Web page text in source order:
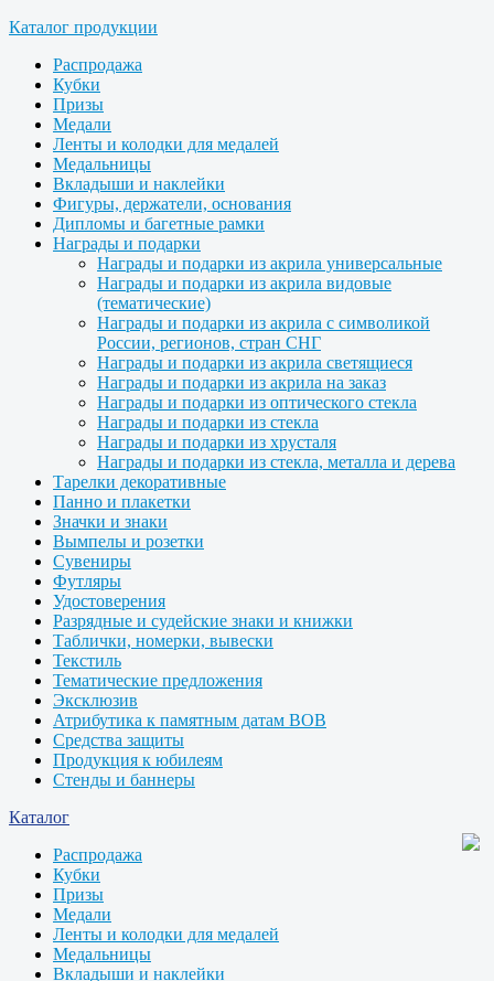
Каталог продукции
Распродажа
Кубки
Призы
Медали
Ленты и колодки для медалей
Медальницы
Вкладыши и наклейки
Фигуры, держатели, основания
Дипломы и багетные рамки
Награды и подарки
Награды и подарки из акрила универсальные
Награды и подарки из акрила видовые
(тематические)
Награды и подарки из акрила с символикой
России, регионов, стран СНГ
Награды и подарки из акрила светящиеся
Награды и подарки из акрила на заказ
Награды и подарки из оптического стекла
Награды и подарки из стекла
Награды и подарки из хрусталя
Награды и подарки из стекла, металла и дерева
Тарелки декоративные
Панно и плакетки
Значки и знаки
Вымпелы и розетки
Сувениры
Футляры
Удостоверения
Разрядные и судейские знаки и книжки
Таблички, номерки, вывески
Текстиль
Тематические предложения
Эксклюзив
Атрибутика к памятным датам ВОВ
Средства защиты
Продукция к юбилеям
Стенды и баннеры
Каталог
Распродажа
Кубки
Призы
Медали
Ленты и колодки для медалей
Медальницы
Вкладыши и наклейки